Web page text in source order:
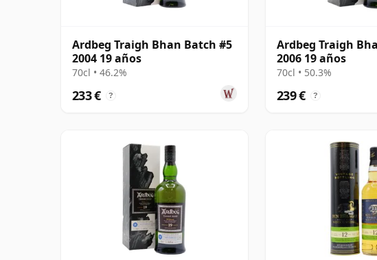
Ardbeg Traigh Bhan Batch #5
2004 19 años
70cl • 46.2%
233 € ?
Ardbeg Traigh
2006 19 años
70cl • 50.3%
239 € ?